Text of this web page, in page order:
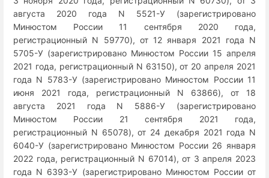
августа 2020 года N 5521-У (зарегистрировано
Минюстом России 11 сентября 2020 года,
регистрационный N 59770), от 12 января 2021 года N
5705-У (зарегистрировано Минюстом России 15 апреля
2021 года, регистрационный N 63150), от 20 апреля 2021
года N 5783-У (зарегистрировано Минюстом России 11
июня 2021 года, регистрационный N 63866), от 18
августа 2021 года N 5886-У (зарегистрировано
Минюстом России 21 сентября 2021 года,
регистрационный N 65078), от 24 декабря 2021 года N
6040-У (зарегистрировано Минюстом России 26 января
2022 года, регистрационный N 67014), от 3 апреля 2023
года N 6393-У (зарегистрировано Минюстом России от